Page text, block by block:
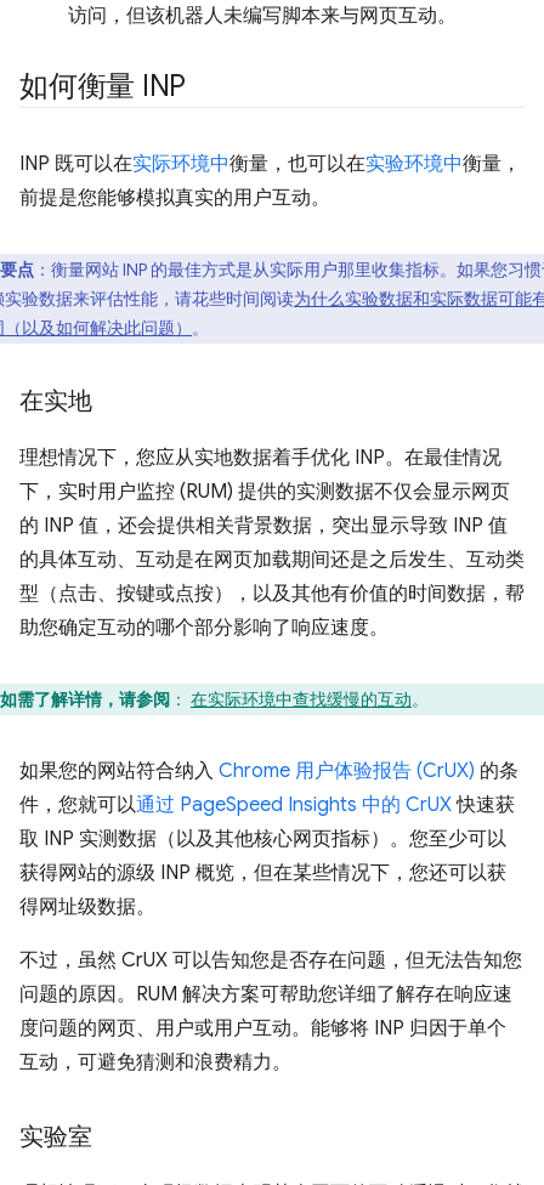
访问，但该机器人未编写脚本来与网页互动。
如何衡量 INP
INP 既可以在实际环境中衡量，也可以在实验环境中衡量，
前提是您能够模拟真实的用户互动。
要点 ：衡量网站 INP 的最佳方式是从实际用户那里收集指标。如果您习
实验数据来评估性能，请花些时间阅读为什么实验数据和实际数据可能
以及如何解决此问题） 。
在实地
理想情况下，您应从实地数据着手优化 INP。在最佳情况
下，实时用户监控 (RUM) 提供的实测数据不仅会显示网页
的 INP 值，还会提供相关背景数据，突出显示导致 INP 值
的具体互动、互动是在网页加载期间还是之后发生、互动类
型（点击、按键或点按），以及其他有价值的时间数据，帮
助您确定互动的哪个部分影响了响应速度。
如需了解详情，请参阅 ： 在实际环境中查找缓慢的互动。
如果您的网站符合纳入 Chrome 用户体验报告 (CrUX) 的条
件，您就可以通过 PageSpeed Insights 中的 CrUX快速获
取 INP 实测数据（以及其他核心网页指标）。您至少可以
获得网站的源级 INP 概览，但在某些情况下，您还可以获
得网址级数据。
不过，虽然 CrUX 可以告知您是否存在问题，但无法告知您
问题的原因。 RUM 解决方案可帮助您详细了解存在响应速
度问题的网页、用户或用户互动。能够将 INP 归因于单个
互动，可避免猜测和浪费精力。
实验室